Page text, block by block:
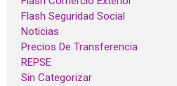
Flash Seguridad Social
Noticias
Precios De Transferencia
REPSE
Sin Categorizar